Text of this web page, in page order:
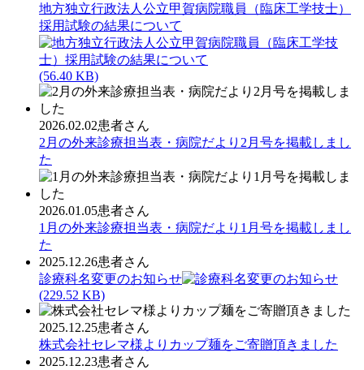
地方独立行政法人公立甲賀病院職員（臨床工学技士）
採用試験の結果について
(56.40 KB)
2026.02.02患者さん
2月の外来診療担当表・病院だより2月号を掲載しまし
た
2026.01.05患者さん
1月の外来診療担当表・病院だより1月号を掲載しまし
た
2025.12.26患者さん
診療科名変更のお知らせ
(229.52 KB)
2025.12.25患者さん
株式会社セレマ様よりカップ麺をご寄贈頂きました
2025.12.23患者さん